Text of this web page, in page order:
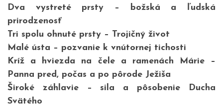
Dva vystreté prsty – božská a ľudská
prirodzenosť
Tri spolu ohnuté prsty – Trojičný život
Malé ústa – pozvanie k vnútornej tichosti
Kríž a hviezda na čele a ramenách Márie –
Panna pred, počas a po pôrode Ježiša
Široké záhlavie – sila a pôsobenie Ducha
Svätého